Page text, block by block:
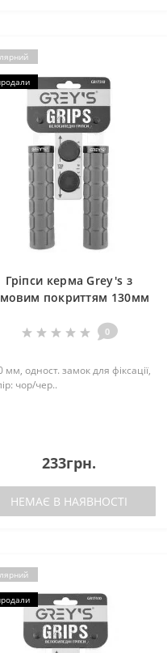
Гріпси керма Grey's з
покриттям 130мм
0
мм, одност. замок для фіксації,
чор/чер..
233грн.
НЕМАЄ В НАЯВНОСТІ